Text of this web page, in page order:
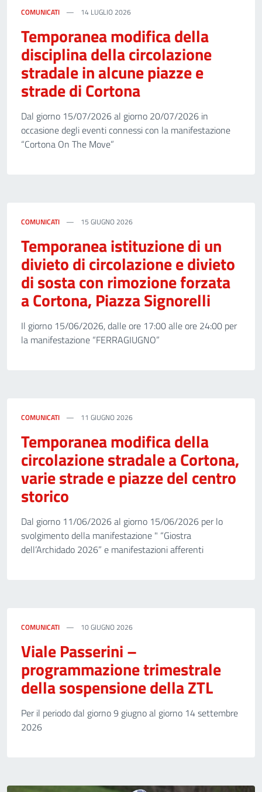
COMUNICATI 14 LUGLIO 2026
Temporanea modifica della
disciplina della circolazione
stradale in alcune piazze e
strade di Cortona
Dal giorno 15/07/2026 al giorno 20/07/2026 in
occasione degli eventi connessi con la manifestazione
“Cortona On The Move”
COMUNICATI 15 GIUGNO 2026
Temporanea istituzione di un
divieto di circolazione e divieto
di sosta con rimozione forzata
a Cortona, Piazza Signorelli
Il giorno 15/06/2026, dalle ore 17:00 alle ore 24:00 per
la manifestazione “FERRAGIUGNO”
COMUNICATI 11 GIUGNO 2026
Temporanea modifica della
circolazione stradale a Cortona,
varie strade e piazze del centro
storico
Dal giorno 11/06/2026 al giorno 15/06/2026 per lo
svolgimento della manifestazione " “Giostra
dell’Archidado 2026” e manifestazioni afferenti
COMUNICATI 10 GIUGNO 2026
Viale Passerini –
programmazione trimestrale
della sospensione della ZTL
Per il periodo dal giorno 9 giugno al giorno 14 settembre
2026